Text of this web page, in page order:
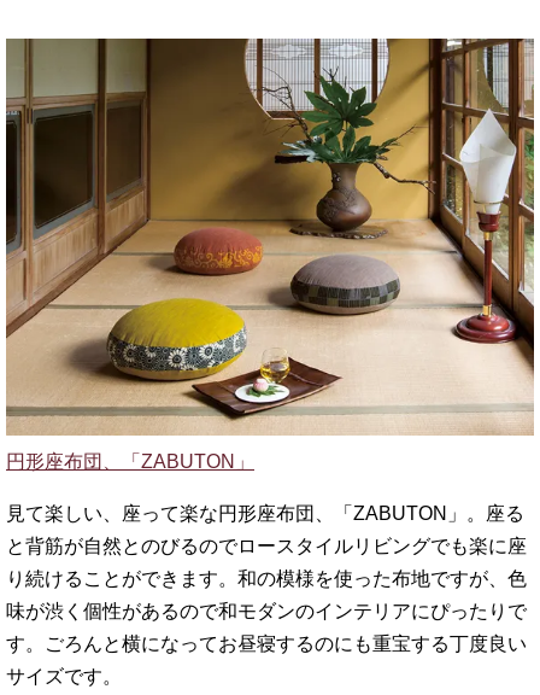
円形座布団、「ZABUTON」
見て楽しい、座って楽な円形座布団、「ZABUTON」。座る
と背筋が自然とのびるのでロースタイルリビングでも楽に座
り続けることができます。和の模様を使った布地ですが、色
味が渋く個性があるので和モダンのインテリアにぴったりで
す。ごろんと横になってお昼寝するのにも重宝する丁度良い
サイズです。